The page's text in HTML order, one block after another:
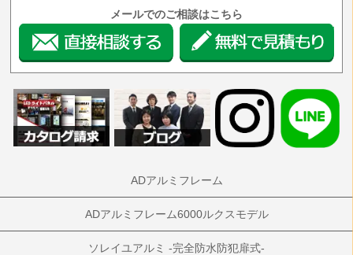
メールでのご相談はこちら
ADアルミフレーム
ADアルミフレーム6000ルクスモデル
ソレイユアルミ -完全防水防犯扉式-